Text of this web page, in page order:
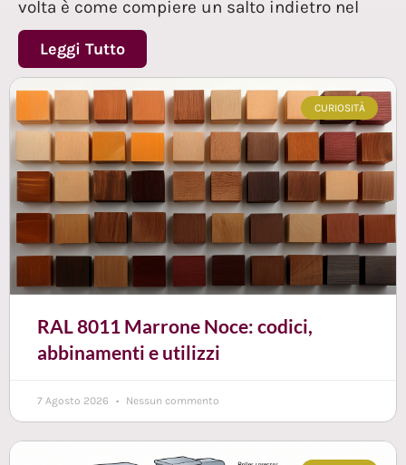
volta è come compiere un salto indietro nel
Leggi Tutto
CURIOSITÀ
RAL 8011 Marrone Noce: codici,
abbinamenti e utilizzi
7 Agosto 2026 Nessun commento